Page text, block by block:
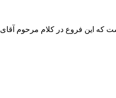
شده است که این فروع در کلام